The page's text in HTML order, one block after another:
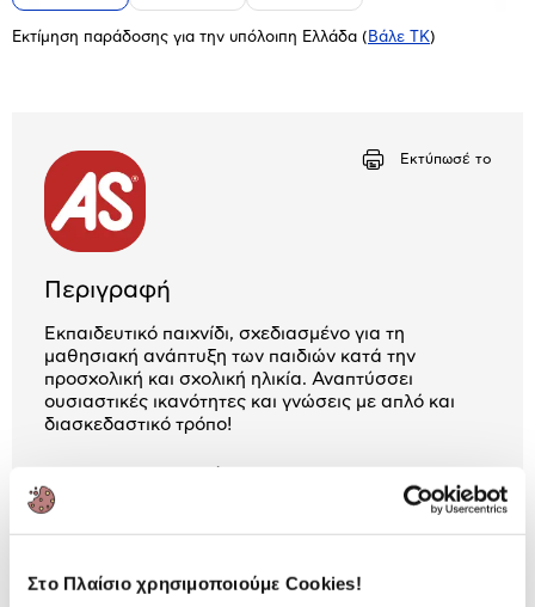
Στο Πλαίσιο χρησιμοποιούμε Cookies!
Εκτίμηση παράδοσης για την υπόλοιπη Ελλάδα ( Βάλε ΤΚ)
Εκτύπωσέ το
Περιγραφή
Εκπαιδευτικό παιχνίδι, σχεδιασμένο για τη
μαθησιακή ανάπτυξη των παιδιών κατά την
προσχολική και σχολική ηλικία. Αναπτύσσει
ουσιαστικές ικανότητες και γνώσεις με απλό και
διασκεδαστικό τρόπο!
Προτεινόμενη ηλικία